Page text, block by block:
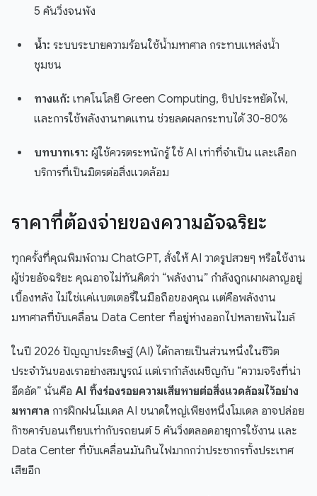
5 คันวิ่งจนพัง
น้ำ: ระบบระบายความร้อนใช้น้ำมหาศาล กระทบแหล่งน้ำ
ชุมชน
ทางแก้: เทคโนโลยี Green Computing, ชิปประหยัดไฟ,
และการใช้พลังงานทดแทน ช่วยลดผลกระทบได้ 30-80%
บทบาทเรา: ผู้ใช้ควรตระหนักรู้ ใช้ AI เท่าที่จำเป็น และเลือก
บริการที่เป็นมิตรต่อสิ่งแวดล้อม
ราคาที่ต้องจ่ายของความอัจฉริยะ
ทุกครั้งที่คุณพิมพ์ถาม ChatGPT, สั่งให้ AI วาดรูปสวยๆ หรือใช้งาน
ผู้ช่วยอัจฉริยะ คุณอาจไม่ทันคิดว่า “พลังงาน” กำลังถูกเผาผลาญอยู่
เบื้องหลัง ไม่ใช่แค่แบตเตอรี่ในมือถือของคุณ แต่คือพลังงาน
มหาศาลที่ขับเคลื่อน Data Center ที่อยู่ห่างออกไปหลายพันไมล์
ในปี 2026 ปัญญาประดิษฐ์ (AI) ได้กลายเป็นส่วนหนึ่งในชีวิต
ประจำวันของเราอย่างสมบูรณ์ แต่เรากำลังเผชิญกับ “ความจริงที่น่า
อึดอัด” นั่นคือ AI ทิ้งร่องรอยความเสียหายต่อสิ่งแวดล้อมไว้อย่าง
มหาศาล การฝึกฝนโมเดล AI ขนาดใหญ่เพียงหนึ่งโมเดล อาจปล่อย
ก๊าซคาร์บอนเทียบเท่ากับรถยนต์ 5 คันวิ่งตลอดอายุการใช้งาน และ
Data Center ที่ขับเคลื่อนมันกินไฟมากกว่าประชากรทั้งประเทศ
เสียอีก